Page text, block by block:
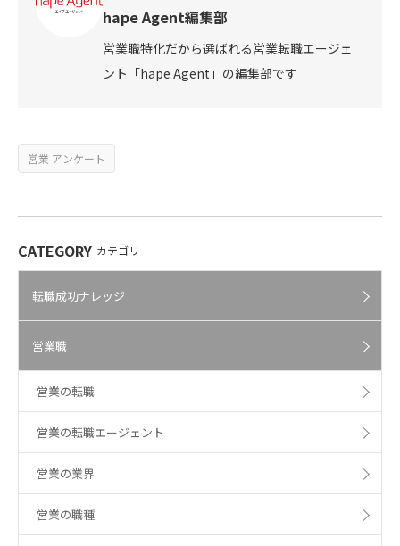
hape Agent編集部
営業職特化だから選ばれる営業転職エージェ
ント「hape Agent」の編集部です
営業 アンケート
CATEGORY カテゴリ
転職成功ナレッジ
営業職
営業の転職
営業の転職エージェント
営業の業界
営業の職種